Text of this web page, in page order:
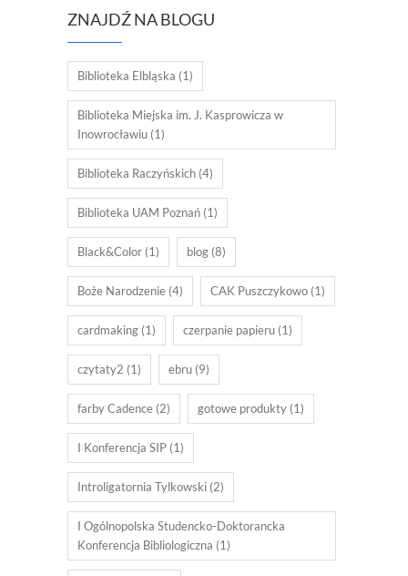
ZNAJDŹ NA BLOGU
Biblioteka Elbląska (1)
Biblioteka Miejska im. J. Kasprowicza w
Inowrocławiu (1)
Biblioteka Raczyńskich (4)
Biblioteka UAM Poznań (1)
Black&Color (1) blog (8)
Boże Narodzenie (4) CAK Puszczykowo (1)
cardmaking (1) czerpanie papieru (1)
czytaty2 (1) ebru (9)
farby Cadence (2) gotowe produkty (1)
I Konferencja SIP (1)
Introligatornia Tylkowski (2)
I Ogólnopolska Studencko-Doktorancka
Konferencja Bibliologiczna (1)